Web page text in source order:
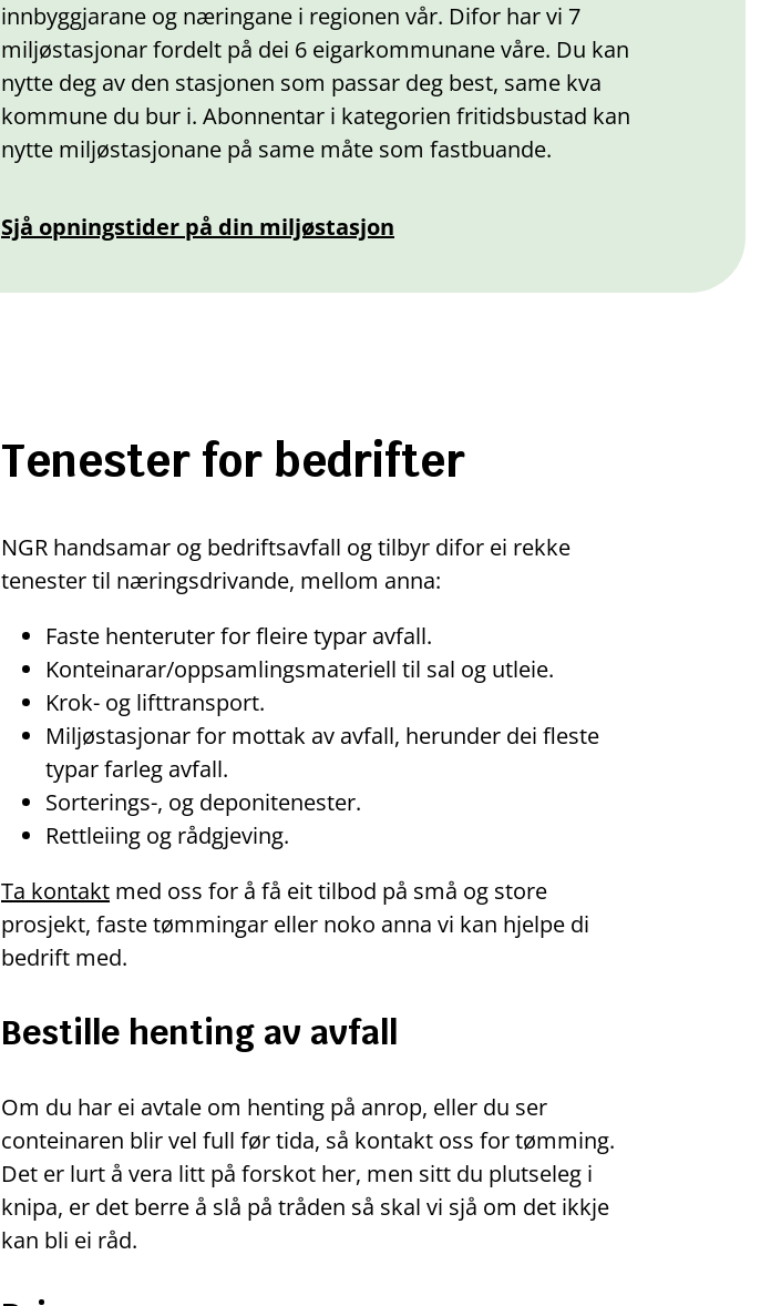
innbyggjarane og næringane i regionen vår. Difor har vi 7
miljøstasjonar fordelt på dei 6 eigarkommunane våre. Du kan
nytte deg av den stasjonen som passar deg best, same kva
kommune du bur i. Abonnentar i kategorien fritidsbustad kan
nytte miljøstasjonane på same måte som fastbuande.
Sjå opningstider på din miljøstasjon
Tenester for bedrifter
NGR handsamar og bedriftsavfall og tilbyr difor ei rekke
tenester til næringsdrivande, mellom anna:
Faste henteruter for fleire typar avfall.
Konteinarar/oppsamlingsmateriell til sal og utleie.
Krok- og lifttransport.
Miljøstasjonar for mottak av avfall, herunder dei fleste
typar farleg avfall.
Sorterings-, og deponitenester.
Rettleiing og rådgjeving.
Ta kontakt med oss for å få eit tilbod på små og store
prosjekt, faste tømmingar eller noko anna vi kan hjelpe di
bedrift med.
Bestille henting av avfall
Om du har ei avtale om henting på anrop, eller du ser
conteinaren blir vel full før tida, så kontakt oss for tømming.
Det er lurt å vera litt på forskot her, men sitt du plutseleg i
knipa, er det berre å slå på tråden så skal vi sjå om det ikkje
kan bli ei råd.